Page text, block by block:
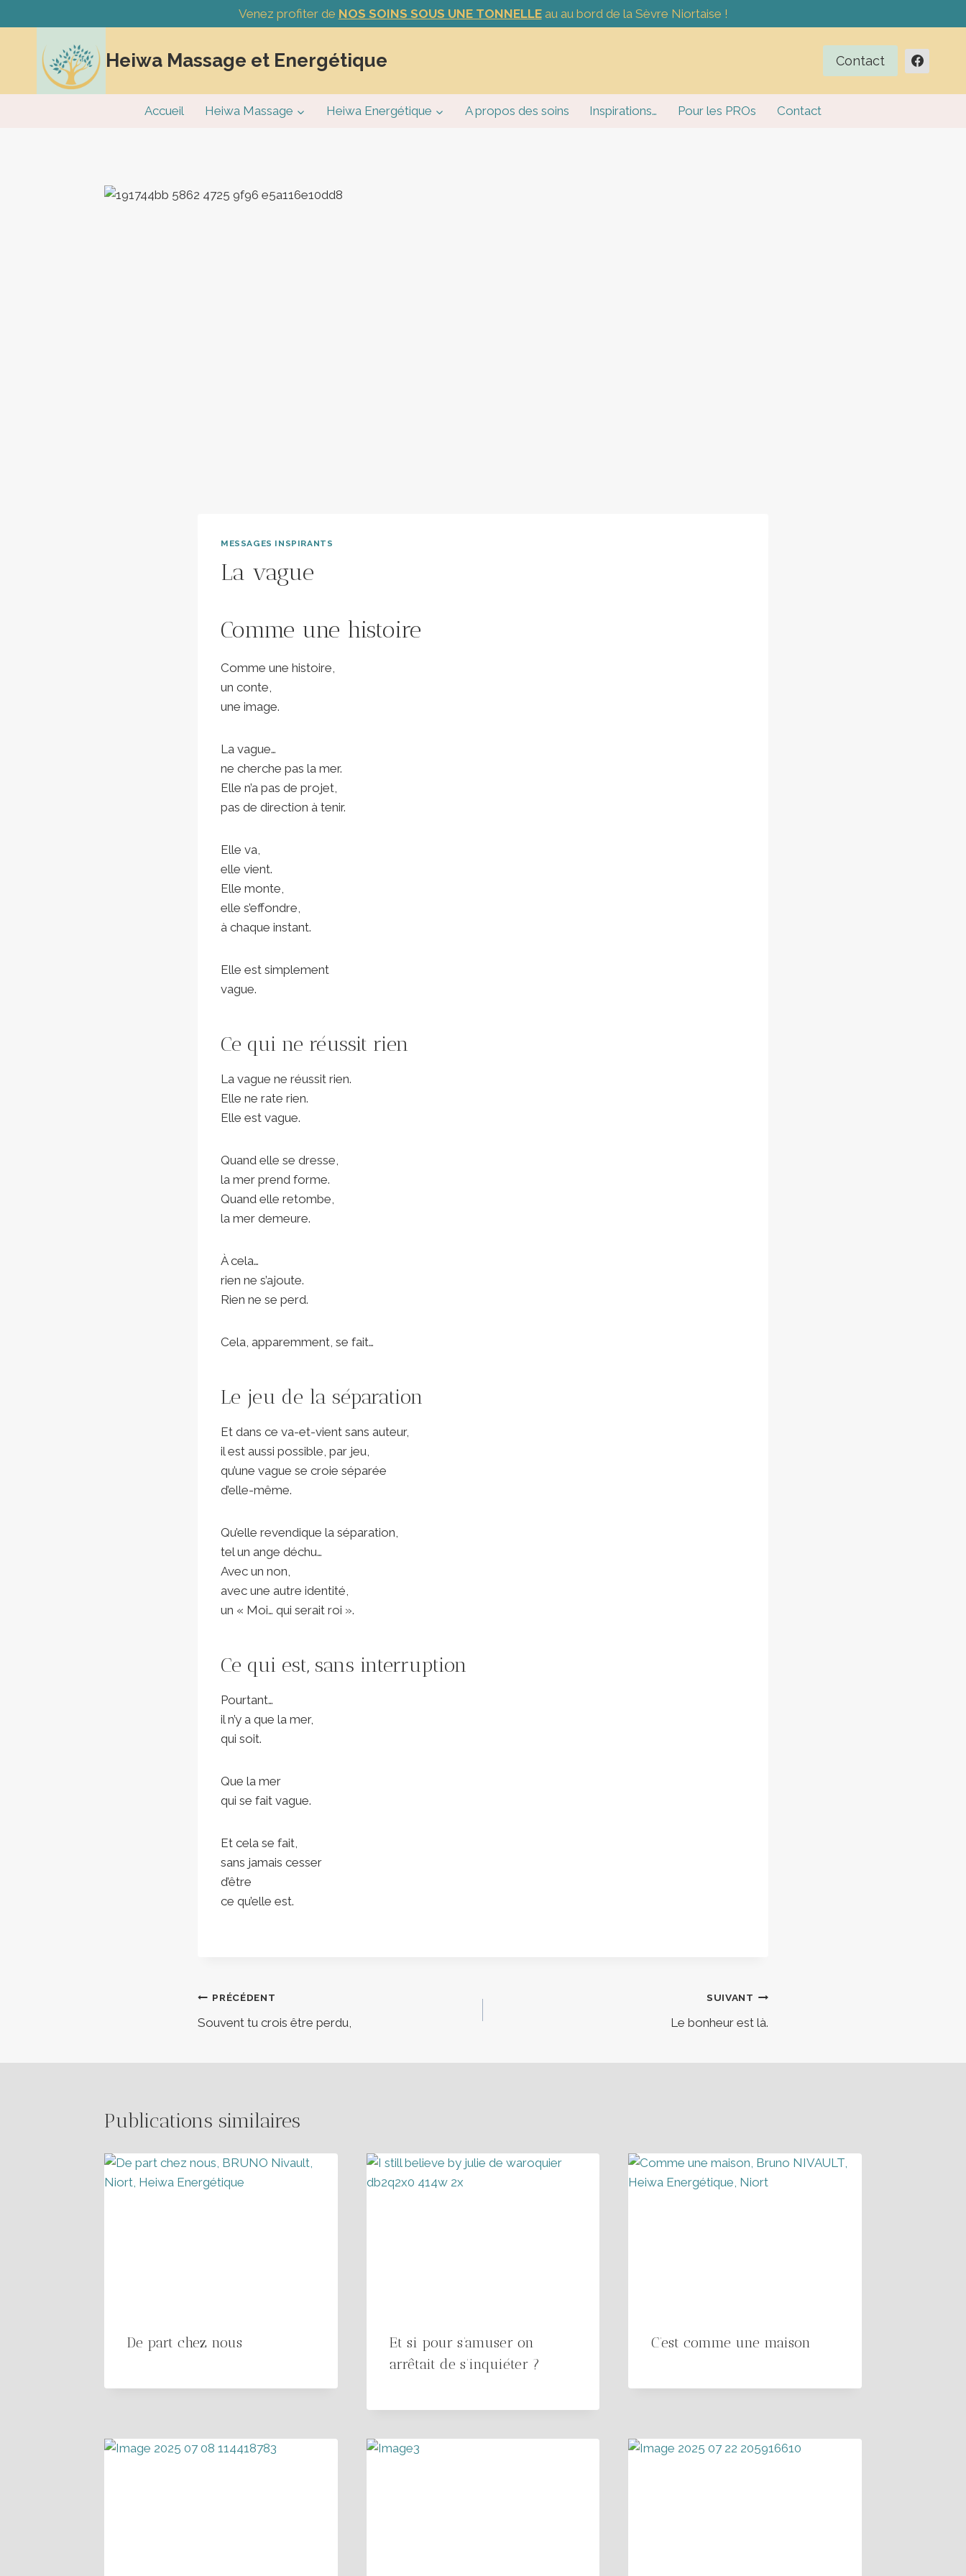
au
contenu
Venez profiter de NOS SOINS SOUS UNE TONNELLEau au bord de la Sèvre Niortaise !
Heiwa Massage et Energétique Contact
Accueil Heiwa Massage Heiwa Energétique A propos des soins Inspirations… Pour les PROs Contact
MESSAGES INSPIRANTS
La vague
Comme une histoire
Comme une histoire,
un conte,
une image.
La vague…
ne cherche pas la mer.
Elle n’a pas de projet,
pas de direction à tenir.
Elle va,
elle vient.
Elle monte,
elle s’effondre,
à chaque instant.
Elle est simplement
vague.
Ce qui ne réussit rien
La vague ne réussit rien.
Elle ne rate rien.
Elle est vague.
Quand elle se dresse,
la mer prend forme.
Quand elle retombe,
la mer demeure.
À cela…
rien ne s’ajoute.
Rien ne se perd.
Cela, apparemment, se fait…
Le jeu de la séparation
Et dans ce va-et-vient sans auteur,
il est aussi possible, par jeu,
qu’une vague se croie séparée
d’elle-même.
Qu’elle revendique la séparation,
tel un ange déchu…
Avec un non,
avec une autre identité,
un « Moi… qui serait roi ».
Ce qui est, sans interruption
Pourtant…
il n’y a que la mer,
qui soit.
Que la mer
qui se fait vague.
Et cela se fait,
sans jamais cesser
d’être
ce qu’elle est.
Navigation
de
PRÉCÉDENT
Souvent tu crois être perdu,
SUIVANT
Le bonheur est là.
Publications similaires
De part chez nous
Et si pour s’amuser on
arrêtait de s’inquiéter ?
C’est comme une maison